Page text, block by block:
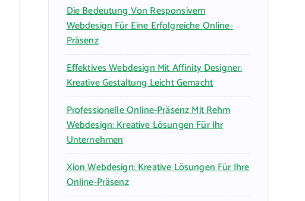
Die Bedeutung Von Responsivem
Webdesign Für Eine Erfolgreiche Online-
Präsenz
Effektives Webdesign Mit Affinity Designer:
Kreative Gestaltung Leicht Gemacht
Professionelle Online-Präsenz Mit Rehm
Webdesign: Kreative Lösungen Für Ihr
Unternehmen
Xion Webdesign: Kreative Lösungen Für Ihre
Online-Präsenz